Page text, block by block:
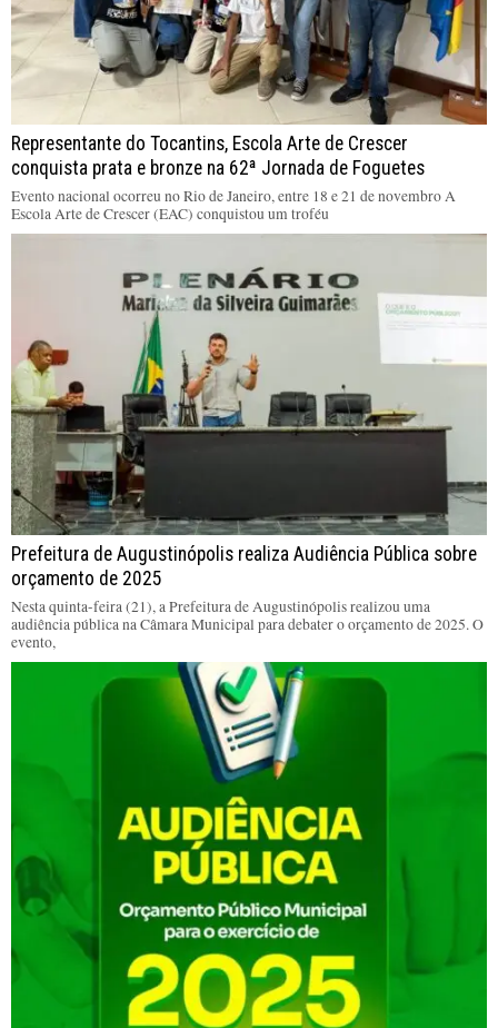
Representante do Tocantins, Escola Arte de Crescer
conquista prata e bronze na 62ª Jornada de Foguetes
Evento nacional ocorreu no Rio de Janeiro, entre 18 e 21 de novembro A
Escola Arte de Crescer (EAC) conquistou um troféu
Prefeitura de Augustinópolis realiza Audiência Pública sobre
orçamento de 2025
Nesta quinta-feira (21), a Prefeitura de Augustinópolis realizou uma
audiência pública na Câmara Municipal para debater o orçamento de 2025. O
evento,